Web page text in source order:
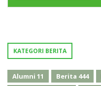
KATEGORI BERITA
Alumni 11 Berita 444